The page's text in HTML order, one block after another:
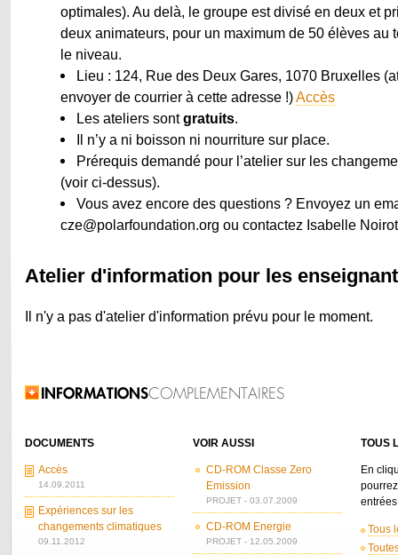
optimales). Au delà, le groupe est divisé en deux et
deux animateurs, pour un maximum de 50 élèves au
le niveau.
Lieu : 124, Rue des Deux Gares, 1070 Bruxelles
envoyer de courrier à cette adresse !)Accès
Les ateliers sontgratuits.
Il n’y a ni boisson ni nourriture sur place.
Prérequis demandé pour l’atelier sur les
(voir ci-dessus).
Vous avez encore des questions ? Envoyez un
cze@polarfoundation.org ou contactez Isabelle
Atelier d'information pour les
Il n'y a pas d'atelier d'information prévu pour le moment.
Related Information
DOCUMENTS
Accès
14.09.2011
Expériences sur les
changements climatiques
09.11.2012
VOIR AUSSI
CD-ROM Classe Zero
Emission
PROJET - 03.07.2009
CD-ROM Energie
PROJET - 12.05.2009
TOUS
En
Tous